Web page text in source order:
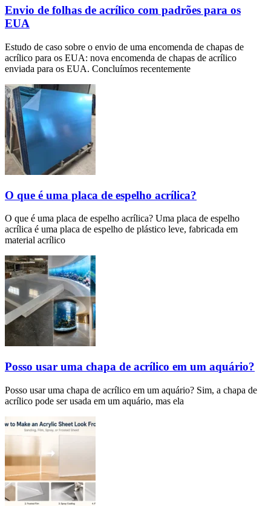
Envio de folhas de acrílico com padrões para os
EUA
Estudo de caso sobre o envio de uma encomenda de chapas de
acrílico para os EUA: nova encomenda de chapas de acrílico
enviada para os EUA. Concluímos recentemente
O que é uma placa de espelho acrílica?
O que é uma placa de espelho acrílica? Uma placa de espelho
acrílica é uma placa de espelho de plástico leve, fabricada em
material acrílico
Posso usar uma chapa de acrílico em um aquário?
Posso usar uma chapa de acrílico em um aquário? Sim, a chapa de
acrílico pode ser usada em um aquário, mas ela